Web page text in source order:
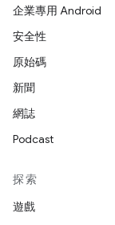
企業專用 Android
安全性
原始碼
新聞
網誌
Podcast
探索
遊戲